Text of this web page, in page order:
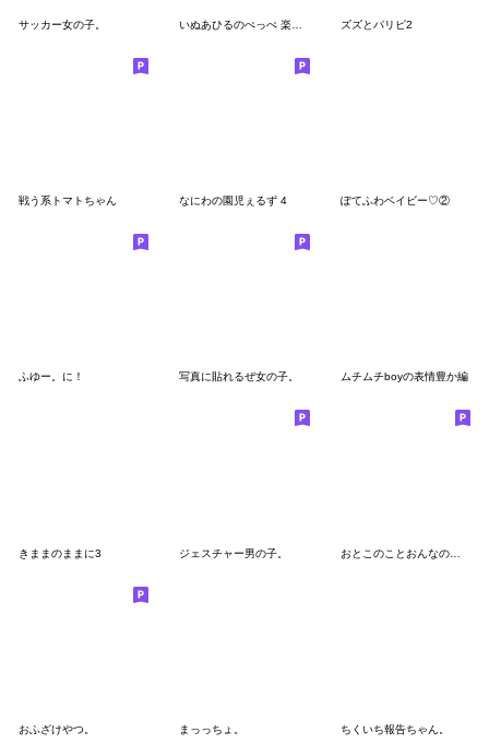
サッカー女の子。 ズズとパリピ2
戦う系トマトちゃん なにわの園児ぇるず 4 ぽてふわベイビー♡②
ふゆー。に！ 写真に貼れるぜ女の子。 ムチムチboyの表情豊か編
きままのままに3 ジェスチャー男の子。 おとこのことおんなのこのゆるい日常
おふざけやつ。 まっっちょ。 ちくいち報告ちゃん。